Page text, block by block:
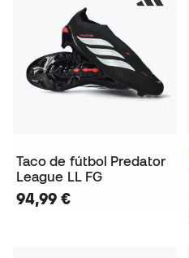
Taco de fútbol Predator
League LL FG
94,99 €